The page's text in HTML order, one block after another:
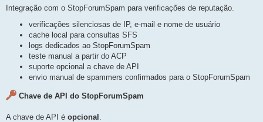
Integração com o StopForumSpam para verificações de reputação.
verificações silenciosas de IP, e-mail e nome de usuário
cache local para consultas SFS
logs dedicados ao StopForumSpam
teste manual a partir do ACP
suporte opcional a chave de API
envio manual de spammers confirmados para o StopForumSpam
Chave de API do StopForumSpam
A chave de API é opcional